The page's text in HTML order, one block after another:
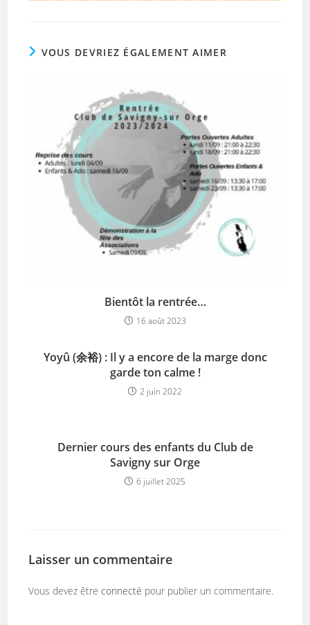
VOUS DEVRIEZ ÉGALEMENT AIMER
Bientôt la rentrée…
16 août 2023
Yoyû (余裕) : Il y a encore de la marge donc
garde ton calme !
2 juin 2022
Dernier cours des enfants du Club de
Savigny sur Orge
6 juillet 2025
Laisser un commentaire
Vous devez êtreconnecté pour publier un commentaire.